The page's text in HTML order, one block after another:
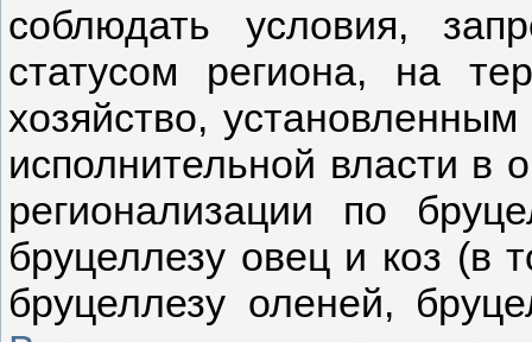
соблюдать условия,
статусом региона, на
хозяйство,
исполнительной власти в
регионализации по
бруцеллезу овец и коз (в
бруцеллезу оленей,